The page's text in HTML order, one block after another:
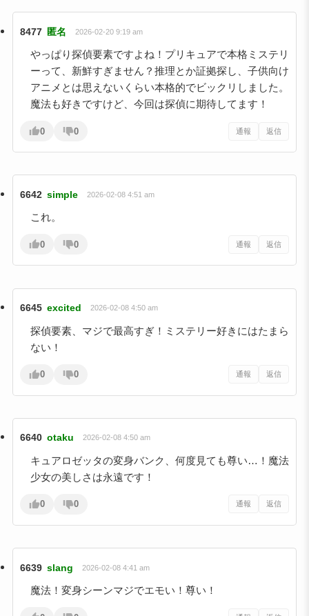
8477 匿名 2026-02-20 9:19 am
やっぱり探偵要素ですよね！プリキュアで本格ミステリ
ーって、新鮮すぎません？推理とか証拠探し、子供向け
アニメとは思えないくらい本格的でビックリしました。
魔法も好きですけど、今回は探偵に期待してます！
0 0 通報 返信
6642 simple 2026-02-08 4:51 am
これ。
0 0 通報 返信
6645 excited 2026-02-08 4:50 am
探偵要素、マジで最高すぎ！ミステリー好きにはたまら
ない！
0 0 通報 返信
6640 otaku 2026-02-08 4:50 am
キュアロゼッタの変身バンク、何度見ても尊い…！魔法
少女の美しさは永遠です！
0 0 通報 返信
6639 slang 2026-02-08 4:41 am
魔法！変身シーンマジでエモい！尊い！